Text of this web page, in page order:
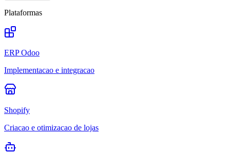
Plataformas
ERP Odoo
Implementacao e integracao
Shopify
Criacao e otimizacao de lojas